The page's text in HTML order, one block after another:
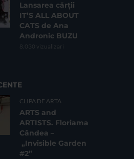
Lansarea cărții
IT’S ALL ABOUT
CATS de Ana
Andronic BUZU
8.030 vizualizari
CLIPA DE ARTA
ARTS and
ARTISTS. Floriama
Cândea –
„Invisible Garden
#2”